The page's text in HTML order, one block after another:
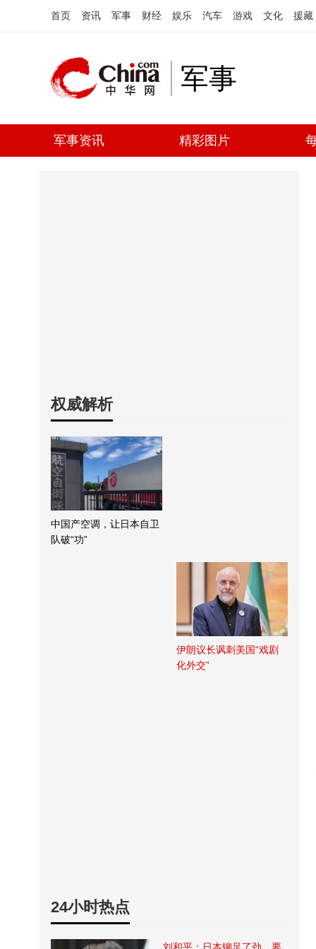
首页 资讯 军事 财经 娱乐 汽车 游戏 文化 援藏
军事
军事资讯 精彩图片
权威解析
中国产空调，让日本自卫
队破“功”
伊朗议长讽刺美国“戏剧
化外交”
24小时热点